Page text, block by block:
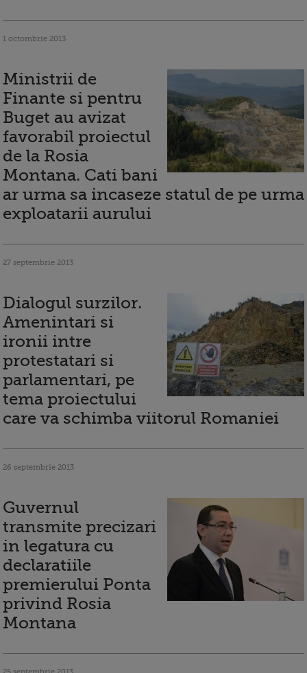
1 octombrie 2013
Ministrii de
Finante si pentru
Buget au avizat
favorabil proiectul
de la Rosia
Montana. Cati bani
ar urma sa incaseze statul de pe urma
exploatarii aurului
27 septembrie 2013
Dialogul surzilor.
Amenintari si
ironii intre
protestatari si
parlamentari, pe
tema proiectului
care va schimba viitorul Romaniei
26 septembrie 2013
Guvernul
transmite precizari
in legatura cu
declaratiile
premierului Ponta
privind Rosia
Montana